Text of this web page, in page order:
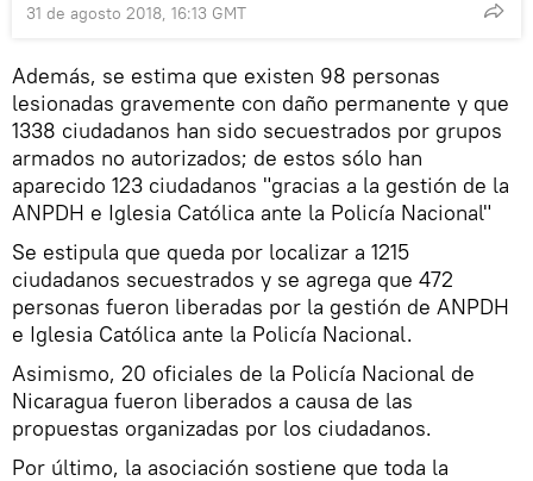
31 de agosto 2018, 16:13 GMT
Además, se estima que existen 98 personas
lesionadas gravemente con daño permanente y que
1338 ciudadanos han sido secuestrados por grupos
armados no autorizados; de estos sólo han
aparecido 123 ciudadanos "gracias a la gestión de la
ANPDH e Iglesia Católica ante la Policía Nacional"
Se estipula que queda por localizar a 1215
ciudadanos secuestrados y se agrega que 472
personas fueron liberadas por la gestión de ANPDH
e Iglesia Católica ante la Policía Nacional.
Asimismo, 20 oficiales de la Policía Nacional de
Nicaragua fueron liberados a causa de las
propuestas organizadas por los ciudadanos.
Por último, la asociación sostiene que toda la